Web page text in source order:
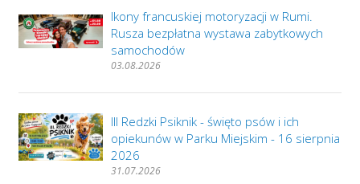
Ikony francuskiej motoryzacji w Rumi.
Rusza bezpłatna wystawa zabytkowych
samochodów
03.08.2026
III Redzki Psiknik - święto psów i ich
opiekunów w Parku Miejskim - 16 sierpnia
2026
31.07.2026